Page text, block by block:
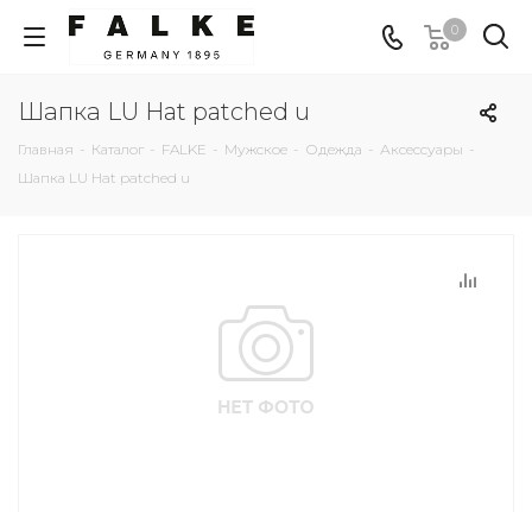
0
Шапка LU Hat patched u
Главная - Каталог - FALKE - Мужское - Одежда - Аксессуары -
Шапка LU Hat patched u